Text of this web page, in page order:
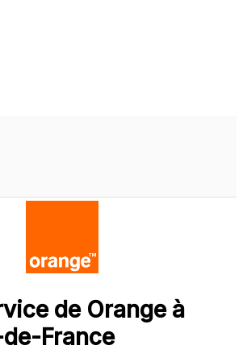
de Orange à
de-France